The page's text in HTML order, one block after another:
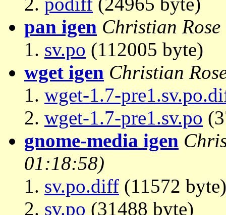
pan igen Christian Rose
sv.po (112005 byte)
wget igen Christian
wget-1.7-
wget-1.7-pre1.sv.po
gnome-media igen
01:18:58)
sv.po.diff (11572 byte)
sv.po (31488 byte)